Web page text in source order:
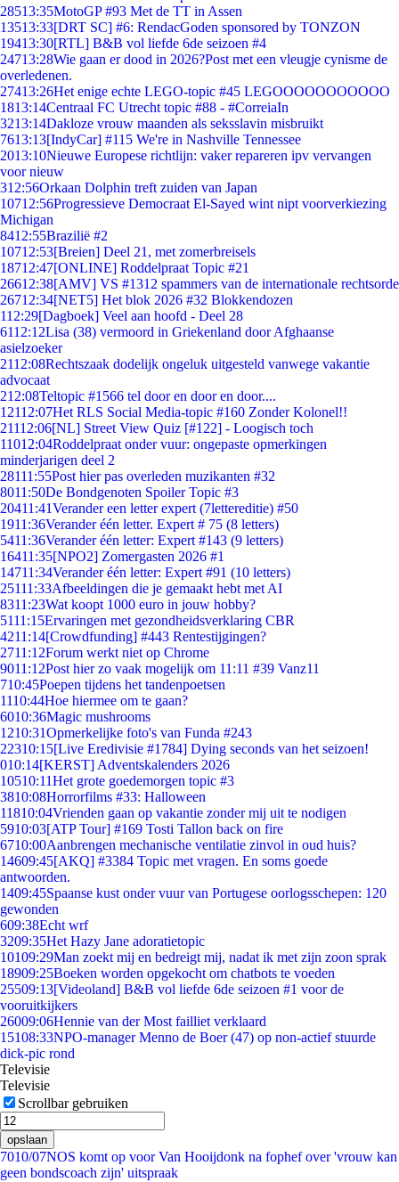
28513:35MotoGP #93 Met de TT in Assen
13513:33[DRT SC] #6: RendacGoden sponsored by TONZON
19413:30[RTL] B&B vol liefde 6de seizoen #4
24713:28Wie gaan er dood in 2026?Post met een vleugje cynisme de
overledenen.
27413:26Het enige echte LEGO-topic #45 LEGOOOOOOOOOOO
1813:14Centraal FC Utrecht topic #88 - #CorreiaIn
3213:14Dakloze vrouw maanden als seksslavin misbruikt
7613:13[IndyCar] #115 We're in Nashville Tennessee
2013:10Nieuwe Europese richtlijn: vaker repareren ipv vervangen
voor nieuw
312:56Orkaan Dolphin treft zuiden van Japan
10712:56Progressieve Democraat El-Sayed wint nipt voorverkiezing
Michigan
8412:55Brazilië #2
10712:53[Breien] Deel 21, met zomerbreisels
18712:47[ONLINE] Roddelpraat Topic #21
26612:38[AMV] VS #1312 spammers van de internationale rechtsorde
26712:34[NET5] Het blok 2026 #32 Blokkendozen
112:29[Dagboek] Veel aan hoofd - Deel 28
6112:12Lisa (38) vermoord in Griekenland door Afghaanse
asielzoeker
2112:08Rechtszaak dodelijk ongeluk uitgesteld vanwege vakantie
advocaat
212:08Teltopic #1566 tel door en door en door....
12112:07Het RLS Social Media-topic #160 Zonder Kolonel!!
21112:06[NL] Street View Quiz [#122] - Loogisch toch
11012:04Roddelpraat onder vuur: ongepaste opmerkingen
minderjarigen deel 2
28111:55Post hier pas overleden muzikanten #32
8011:50De Bondgenoten Spoiler Topic #3
20411:41Verander een letter expert (7lettereditie) #50
1911:36Verander één letter. Expert # 75 (8 letters)
5411:36Verander één letter: Expert #143 (9 letters)
16411:35[NPO2] Zomergasten 2026 #1
14711:34Verander één letter: Expert #91 (10 letters)
25111:33Afbeeldingen die je gemaakt hebt met AI
8311:23Wat koopt 1000 euro in jouw hobby?
5111:15Ervaringen met gezondheidsverklaring CBR
4211:14[Crowdfunding] #443 Rentestijgingen?
2711:12Forum werkt niet op Chrome
9011:12Post hier zo vaak mogelijk om 11:11 #39 Vanz11
710:45Poepen tijdens het tandenpoetsen
1110:44Hoe hiermee om te gaan?
6010:36Magic mushrooms
1210:31Opmerkelijke foto's van Funda #243
22310:15[Live Eredivisie #1784] Dying seconds van het seizoen!
010:14[KERST] Adventskalenders 2026
10510:11Het grote goedemorgen topic #3
3810:08Horrorfilms #33: Halloween
11810:04Vrienden gaan op vakantie zonder mij uit te nodigen
5910:03[ATP Tour] #169 Tosti Tallon back on fire
6710:00Aanbrengen mechanische ventilatie zinvol in oud huis?
14609:45[AKQ] #3384 Topic met vragen. En soms goede
antwoorden.
1409:45Spaanse kust onder vuur van Portugese oorlogsschepen: 120
gewonden
609:38Echt wrf
3209:35Het Hazy Jane adoratietopic
10109:29Man zoekt mij en bedreigt mij, nadat ik met zijn zoon sprak
18909:25Boeken worden opgekocht om chatbots te voeden
25509:13[Videoland] B&B vol liefde 6de seizoen #1 voor de
vooruitkijkers
26009:06Hennie van der Most failliet verklaard
15108:33NPO-manager Menno de Boer (47) op non-actief stuurde
dick-pic rond
Televisie
Televisie
Scrollbar gebruiken
opslaan
7010/07NOS komt op voor Van Hooijdonk na fophef over 'vrouw kan
geen bondscoach zijn' uitspraak